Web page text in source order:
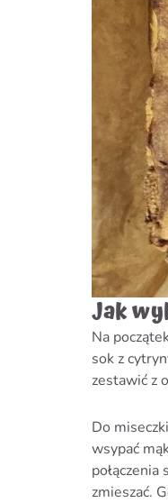
Jak
Na
sok z
zestawić z
Do
wsypać
zmieszać.